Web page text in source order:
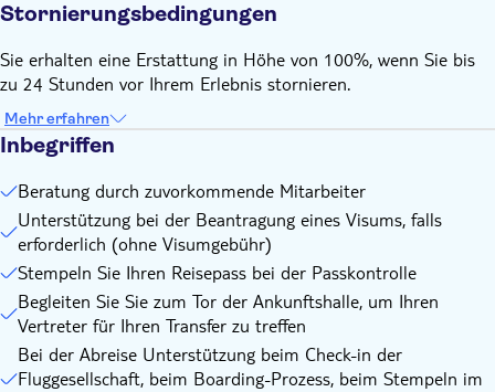
Stornierungsbedingungen
Sie erhalten eine Erstattung in Höhe von 100%, wenn Sie bis
zu 24 Stunden vor Ihrem Erlebnis stornieren.
Mehr erfahren
Inbegriffen
Beratung durch zuvorkommende Mitarbeiter
Unterstützung bei der Beantragung eines Visums, falls
erforderlich (ohne Visumgebühr)
Stempeln Sie Ihren Reisepass bei der Passkontrolle
Begleiten Sie Sie zum Tor der Ankunftshalle, um Ihren
Vertreter für Ihren Transfer zu treffen
Bei der Abreise Unterstützung beim Check-in der
Fluggesellschaft, beim Boarding-Prozess, beim Stempeln im